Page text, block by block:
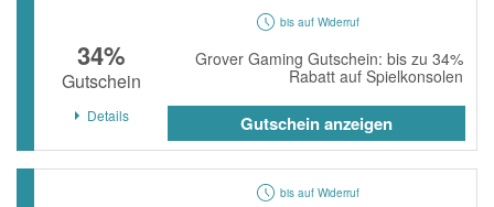
bis auf Widerruf
34%
Gutschein
Grover Gaming Gutschein: bis zu 34%
Rabatt auf Spielkonsolen
Details Gutschein anzeigen
bis auf Widerruf